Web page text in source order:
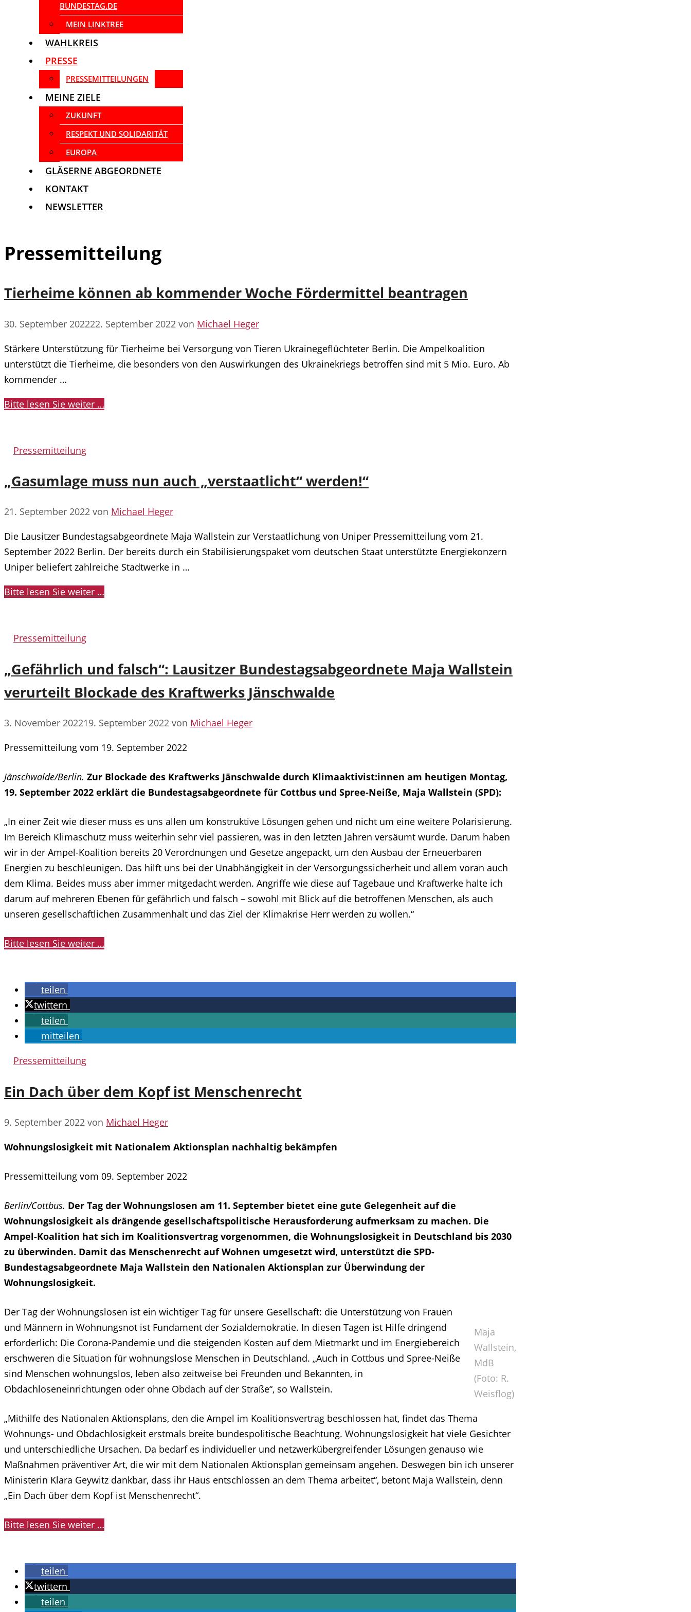
BUNDESTAG.DE
MEIN LINKTREE
WAHLKREIS
PRESSE
PRESSEMITTEILUNGEN
MEINE ZIELE
ZUKUNFT
RESPEKT UND SOLIDARITÄT
EUROPA
GLÄSERNE ABGEORDNETE
KONTAKT
NEWSLETTER
Pressemitteilung
Tierheime können ab kommender Woche Fördermittel beantragen
30. September 202222. September 2022 von Michael Heger
Stärkere Unterstützung für Tierheime bei Versorgung von Tieren Ukrainegeflüchteter Berlin. Die Ampelkoalition
unterstützt die Tierheime, die besonders von den Auswirkungen des Ukrainekriegs betroffen sind mit 5 Mio. Euro. Ab
kommender …
Bitte lesen Sie weiter …
Kategorien
Pressemitteilung
„Gasumlage muss nun auch „verstaatlicht“ werden!“
21. September 2022 von Michael Heger
Die Lausitzer Bundestagsabgeordnete Maja Wallstein zur Verstaatlichung von Uniper Pressemitteilung vom 21.
September 2022 Berlin. Der bereits durch ein Stabilisierungspaket vom deutschen Staat unterstützte Energiekonzern
Uniper beliefert zahlreiche Stadtwerke in …
Bitte lesen Sie weiter …
Kategorien
Pressemitteilung
„Gefährlich und falsch“: Lausitzer Bundestagsabgeordnete Maja Wallstein
verurteilt Blockade des Kraftwerks Jänschwalde
3. November 202219. September 2022 von Michael Heger
Pressemitteilung vom 19. September 2022
Jänschwalde/Berlin. Zur Blockade des Kraftwerks Jänschwalde durch Klimaaktivist:innen am heutigen Montag,
19. September 2022 erklärt die Bundestagsabgeordnete für Cottbus und Spree-Neiße, Maja Wallstein (SPD):
„In einer Zeit wie dieser muss es uns allen um konstruktive Lösungen gehen und nicht um eine weitere Polarisierung.
Im Bereich Klimaschutz muss weiterhin sehr viel passieren, was in den letzten Jahren versäumt wurde. Darum haben
wir in der Ampel-Koalition bereits 20 Verordnungen und Gesetze angepackt, um den Ausbau der Erneuerbaren
Energien zu beschleunigen. Das hilft uns bei der Unabhängigkeit in der Versorgungssicherheit und allem voran auch
dem Klima. Beides muss aber immer mitgedacht werden. Angriffe wie diese auf Tagebaue und Kraftwerke halte ich
darum auf mehreren Ebenen für gefährlich und falsch – sowohl mit Blick auf die betroffenen Menschen, als auch
unseren gesellschaftlichen Zusammenhalt und das Ziel der Klimakrise Herr werden zu wollen.“
Bitte lesen Sie weiter …
teilen
twittern
teilen
mitteilen
Kategorien
Pressemitteilung
Ein Dach über dem Kopf ist Menschenrecht
9. September 2022 von Michael Heger
Wohnungslosigkeit mit Nationalem Aktionsplan nachhaltig bekämpfen
Pressemitteilung vom 09. September 2022
Berlin/Cottbus. Der Tag der Wohnungslosen am 11. September bietet eine gute Gelegenheit auf die
Wohnungslosigkeit als drängende gesellschaftspolitische Herausforderung aufmerksam zu machen. Die
Ampel-Koalition hat sich im Koalitionsvertrag vorgenommen, die Wohnungslosigkeit in Deutschland bis 2030
zu überwinden. Damit das Menschenrecht auf Wohnen umgesetzt wird, unterstützt die SPD-
Bundestagsabgeordnete Maja Wallstein den Nationalen Aktionsplan zur Überwindung der
Wohnungslosigkeit.
Maja
Wallstein,
MdB
(Foto: R.
Weisflog)
Der Tag der Wohnungslosen ist ein wichtiger Tag für unsere Gesellschaft: die Unterstützung von Frauen
und Männern in Wohnungsnot ist Fundament der Sozialdemokratie. In diesen Tagen ist Hilfe dringend
erforderlich: Die Corona-Pandemie und die steigenden Kosten auf dem Mietmarkt und im Energiebereich
erschweren die Situation für wohnungslose Menschen in Deutschland. „Auch in Cottbus und Spree-Neiße
sind Menschen wohnungslos, leben also zeitweise bei Freunden und Bekannten, in
Obdachloseneinrichtungen oder ohne Obdach auf der Straße“, so Wallstein.
„Mithilfe des Nationalen Aktionsplans, den die Ampel im Koalitionsvertrag beschlossen hat, findet das Thema
Wohnungs- und Obdachlosigkeit erstmals breite bundespolitische Beachtung. Wohnungslosigkeit hat viele Gesichter
und unterschiedliche Ursachen. Da bedarf es individueller und netzwerkübergreifender Lösungen genauso wie
Maßnahmen präventiver Art, die wir mit dem Nationalen Aktionsplan gemeinsam angehen. Deswegen bin ich unserer
Ministerin Klara Geywitz dankbar, dass ihr Haus entschlossen an dem Thema arbeitet“, betont Maja Wallstein, denn
„Ein Dach über dem Kopf ist Menschenrecht“.
Bitte lesen Sie weiter …
teilen
twittern
teilen